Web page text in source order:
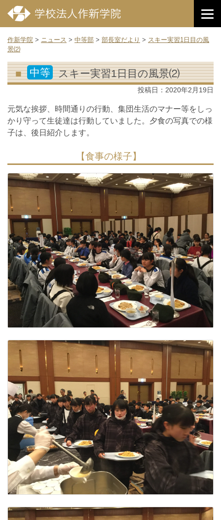
作新学院 > ニュース > 中等部 > 部長室だより > スキー実習1日目の風
景⑵
中等 スキー実習1日目の風景⑵
投稿日： 2020年2月19日
元気な挨拶、時間通りの行動、集団生活のマナー等をしっ
かり守って生徒達は行動していました。夕食の写真での様
子は、後日紹介します。
【食事の様子】